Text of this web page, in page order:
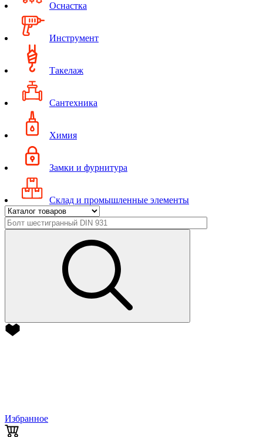
Оснастка
Инструмент
Такелаж
Сантехника
Химия
Замки и фурнитура
Склад и промышленные элементы
Избранное